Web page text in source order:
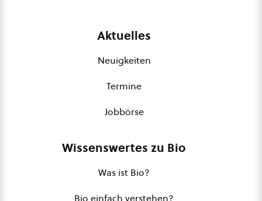
Aktuelles
Neuigkeiten
Termine
Jobbörse
Wissenswertes zu Bio
Was ist Bio?
Bio einfach verstehen?